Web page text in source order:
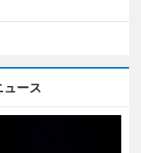
ュース